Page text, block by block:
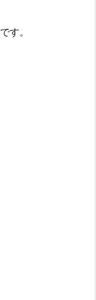
です。